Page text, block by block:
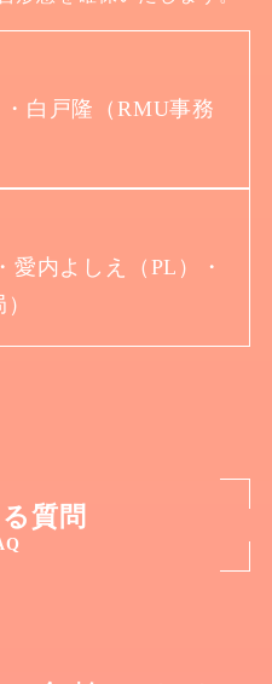
白戸隆（RMU事務
愛内よしえ（PL）・
質問